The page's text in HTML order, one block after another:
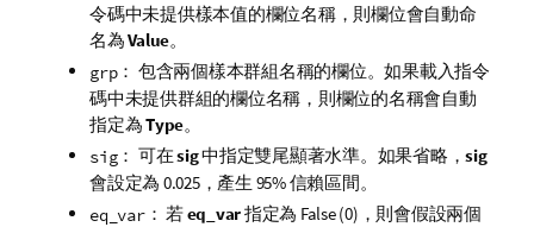
令碼中未提供樣本值的欄位名稱，則欄位會自動命
名為Value。
grp： 包含兩個樣本群組名稱的欄位。如果載入指令
碼中未提供群組的欄位名稱，則欄位的名稱會自動
指定為Type。
sig： 可在sig中指定雙尾顯著水準。如果省略，sig
會設定為 0.025，產生 95% 信賴區間。
eq_var： 若eq_var指定為 False(0)，則會假設兩個